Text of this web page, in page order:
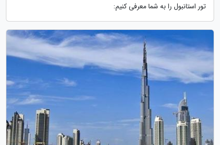
تور استانبول را به شما معرفی کنیم: